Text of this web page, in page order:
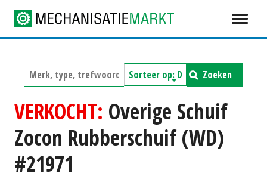
Zoeken
VERKOCHT: Overige Schuif
Zocon Rubberschuif (WD)
#21971